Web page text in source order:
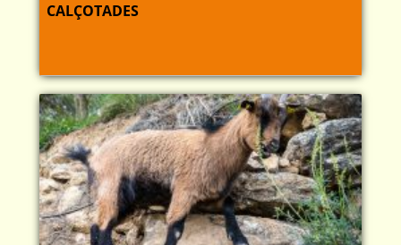
CALÇOTADES